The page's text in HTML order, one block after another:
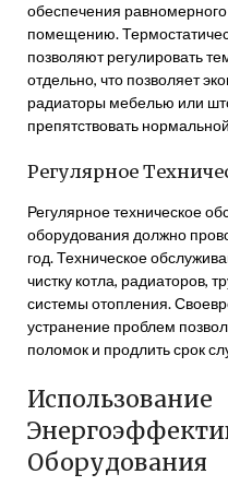
обеспечения
помещению.
позволяют регулировать
отдельно, что позволяет
радиаторы мебелью или
препятствовать
Регулярное
Регулярное техническое
оборудования должно
год. Техническое
чистку котла, радиаторов,
системы отопления.
устранение проблем
поломок и продлить срок
Использование
Оборудования